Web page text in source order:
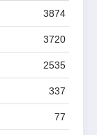
3874
3720
2535
337
77